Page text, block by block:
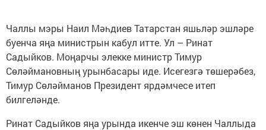
Чаллы мэры Наил Мәһдиев Татарстан яшьләр эшләре
буенча яңа министрын кабул итте. Ул – Ринат
Садыйков. Моңарчы элекке министр Тимур
Сөләймановның урынбасары иде. Исегезгә төшерәбез,
Тимур Сөләйманов Президент ярдәмчесе итеп
билгеләнде.
Ринат Садыйков яңа урында икенче эш көнен Чаллыда